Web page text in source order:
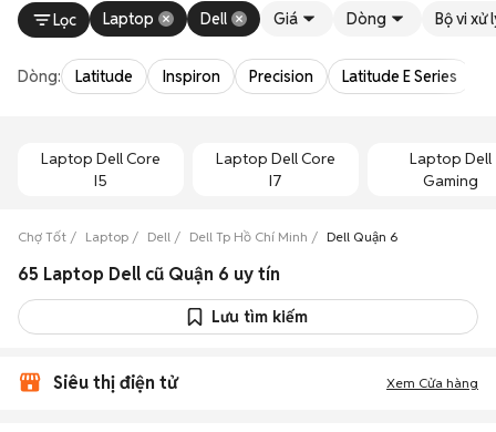
Lọc Laptop Dell Giá Dòng Bộ vi xử
Dòng: Latitude Inspiron Precision Latitude E Series
Laptop Dell Core
I5
Laptop Dell Core
I7
Laptop Dell
Gaming
Chợ Tốt Laptop Dell Dell Tp Hồ Chí Minh Dell Quận 6
65 Laptop Dell cũ Quận 6 uy tín
Lưu tìm kiếm
Siêu thị điện tử Xem Cửa hàng